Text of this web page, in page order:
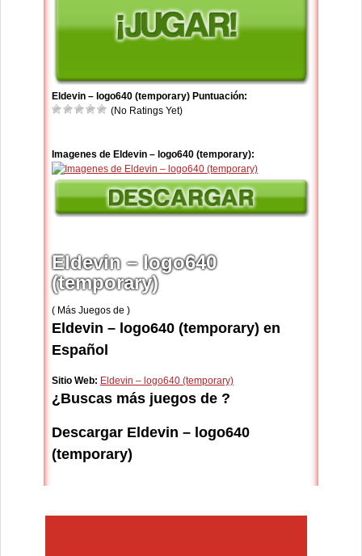
Eldevin – logo640 (temporary) Puntuación:
(No Ratings Yet)
Imagenes de Eldevin – logo640 (temporary):
Eldevin – logo640
(temporary)
( Más Juegos de )
Eldevin – logo640 (temporary) en
Español
Sitio Web: Eldevin – logo640 (temporary)
¿Buscas más juegos de ?
Descargar Eldevin – logo640
(temporary)